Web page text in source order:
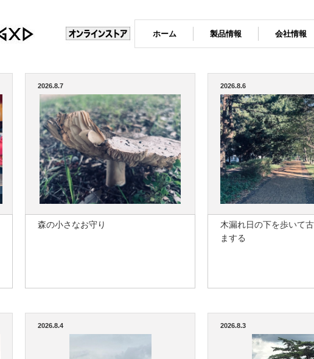
ホーム 製品情報 会社情報
2026.8.7
森の小さなお守り
2026.8.6
木漏れ日の下を歩いて
まする
2026.8.4 2026.8.3